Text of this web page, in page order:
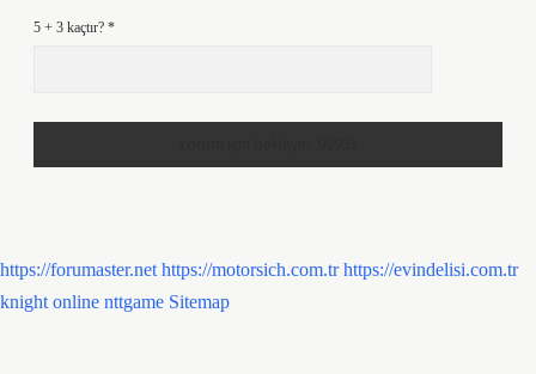
5 + 3 kaçtır? *
https://forumaster.net https://motorsich.com.tr https://evindelisi.com.tr
knight online nttgame Sitemap